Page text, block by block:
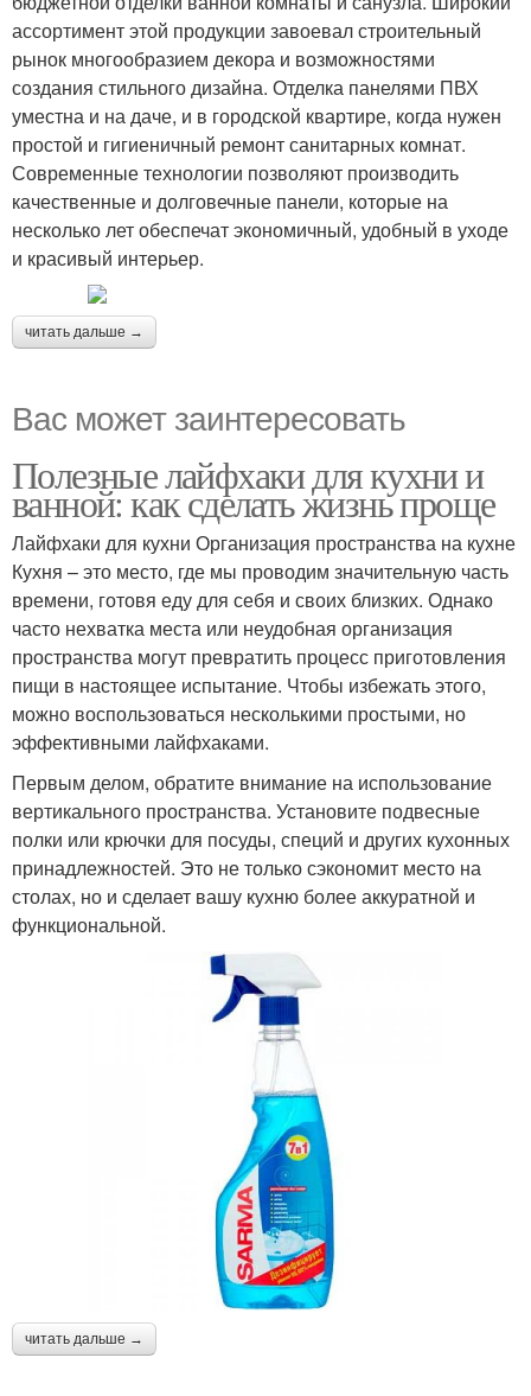
ассортимент этой продукции завоевал строительный
рынок многообразием декора и возможностями
создания стильного дизайна. Отделка панелями ПВХ
уместна и на даче, и в городской квартире, когда нужен
простой и гигиеничный ремонт санитарных комнат.
Современные технологии позволяют производить
качественные и долговечные панели, которые на
несколько лет обеспечат экономичный, удобный в уходе
и красивый интерьер.
читать дальше →
Вас может заинтересовать
Полезные лайфхаки для кухни и
ванной: как сделать жизнь проще
Лайфхаки для кухни Организация пространства на кухне
Кухня – это место, где мы проводим значительную часть
времени, готовя еду для себя и своих близких. Однако
часто нехватка места или неудобная организация
пространства могут превратить процесс приготовления
пищи в настоящее испытание. Чтобы избежать этого,
можно воспользоваться несколькими простыми, но
эффективными лайфхаками.
Первым делом, обратите внимание на использование
вертикального пространства. Установите подвесные
полки или крючки для посуды, специй и других кухонных
принадлежностей. Это не только сэкономит место на
столах, но и сделает вашу кухню более аккуратной и
функциональной.
читать дальше →